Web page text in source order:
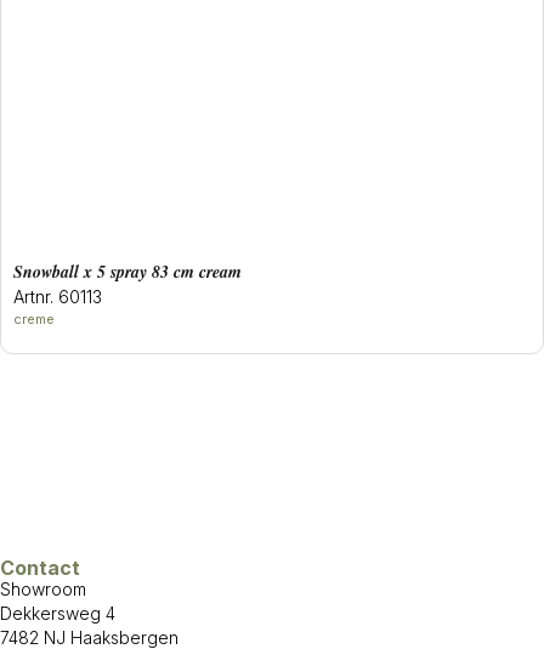
snowball x 5 spray 83 cm cream
Artnr. 60113
creme
Contact
Showroom
Dekkersweg 4
7482 NJ Haaksbergen